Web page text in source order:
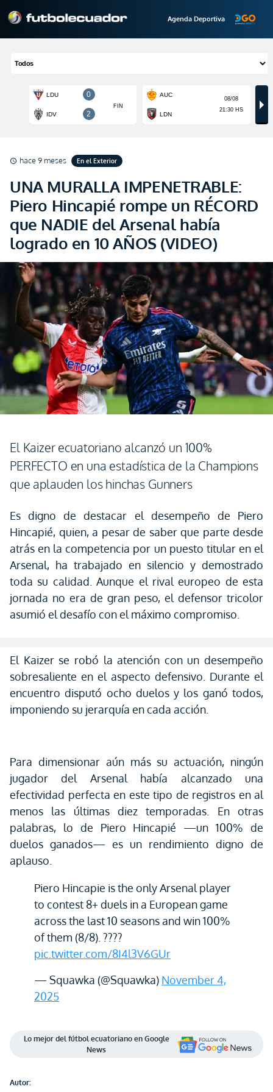
Agenda Deportiva
schedule hace 9 meses En el Exterior
UNA MURALLA IMPENETRABLE:
Piero Hincapié rompe un RÉCORD
que NADIE del Arsenal había
logrado en 10 AÑOS (VIDEO)
El Kaizer ecuatoriano alcanzó un 100%
PERFECTO en una estadística de la Champions
que aplauden los hinchas Gunners
Es digno de destacar el desempeño de Piero
Hincapié, quien, a pesar de saber que parte desde
atrás en la competencia por un puesto titular en el
Arsenal, ha trabajado en silencio y demostrado
toda su calidad. Aunque el rival europeo de esta
jornada no era de gran peso, el defensor tricolor
asumió el desafío con el máximo compromiso.
El Kaizer se robó la atención con un desempeño
sobresaliente en el aspecto defensivo. Durante el
encuentro disputó ocho duelos y los ganó todos,
imponiendo su jerarquía en cada acción.
Para dimensionar aún más su actuación, ningún
jugador del Arsenal había alcanzado una
efectividad perfecta en este tipo de registros en al
menos las últimas diez temporadas. En otras
palabras, lo de Piero Hincapié —un 100% de
duelos ganados— es un rendimiento digno de
aplauso.
Piero Hincapie is the only Arsenal player
to contest 8+ duels in a European game
across the last 10 seasons and win 100%
of them (8/8). ????
pic.twitter.com/8I4l3V6GUr
— Squawka (@Squawka) November 4,
2025
Lo mejor del fútbol ecuatoriano en Google
News
Autor: